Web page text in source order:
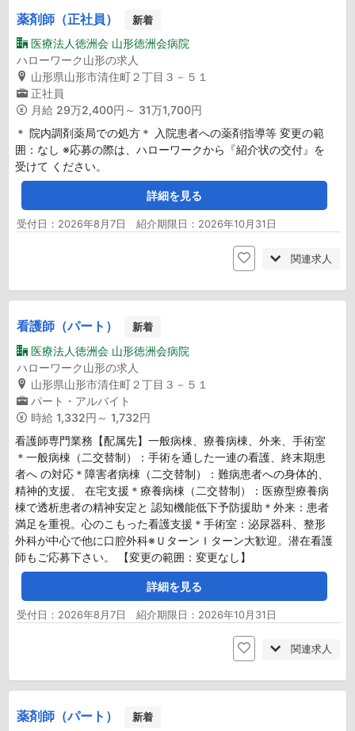
薬剤師（正社員） 新着
医療法人徳洲会 山形徳洲会病院
ハローワーク山形の求人
山形県山形市清住町２丁目３－５１
正社員
月給 29万2,400円～ 31万1,700円
＊ 院内調剤薬局での処方＊ 入院患者への薬剤指導等 変更の範
囲：なし ※応募の際は、ハローワークから『紹介状の交付』を
受けて ください。
詳細を見る
受付日：2026年8月7日 紹介期限日：2026年10月31日
関連求人
看護師（パート） 新着
医療法人徳洲会 山形徳洲会病院
ハローワーク山形の求人
山形県山形市清住町２丁目３－５１
パート・アルバイト
時給 1,332円～ 1,732円
看護師専門業務【配属先】一般病棟、療養病棟、外来、手術室
＊一般病棟（二交替制）：手術を通した一連の看護、終末期患
者へ の対応＊障害者病棟（二交替制）：難病患者への身体的、
精神的支援、 在宅支援＊療養病棟（二交替制）：医療型療養病
棟で透析患者の精神安定と 認知機能低下予防援助＊外来：患者
満足を重視。心のこもった看護支援＊手術室：泌尿器科、整形
外科が中心で他に口腔外科※ＵターンＩターン大歓迎。潜在看護
師もご応募下さい。 【変更の範囲：変更なし】
詳細を見る
受付日：2026年8月7日 紹介期限日：2026年10月31日
関連求人
薬剤師（パート） 新着